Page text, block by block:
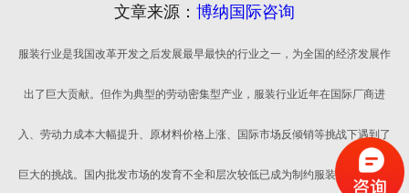
文章来源： 博纳国际咨询
服装行业是我国改革开发之后发展最早最快的行业之一，为全国的经济发展作
出了巨大贡献。但作为典型的劳动密集型产业，服装行业近年在国际厂商进
入、劳动力成本大幅提升、原材料价格上涨、国际市场反倾销等挑战下遇到了
巨大的挑战。国内批发市场的发育不全和层次较低已成为制约服装产业发展的